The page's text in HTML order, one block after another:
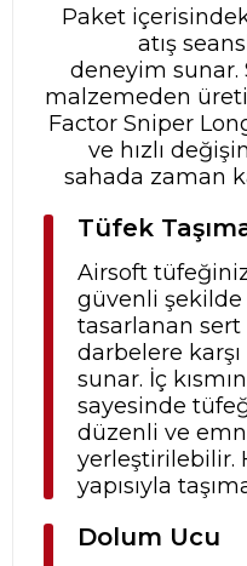
Paket
atış
deneyim sunar.
malzemeden
Factor Sniper
ve hızlı
sahada zaman
Tüfek
Airsoft
güvenli şekilde
tasarlanan sert
darbelere
sunar. İç
sayesinde
düzenli ve
yerleştirilebilir.
yapısıyla
Dolum Ucu